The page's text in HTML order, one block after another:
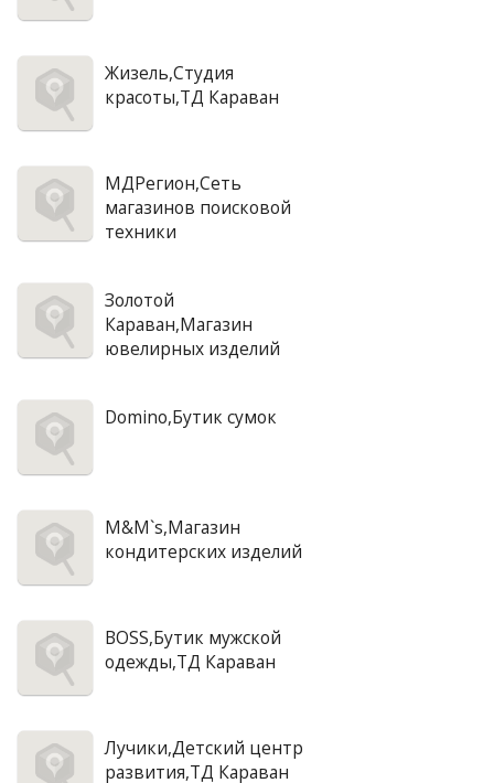
Жизель,Студия
красоты,ТД Караван
МДРегион,Сеть
магазинов поисковой
техники
Золотой
Караван,Магазин
ювелирных изделий
Domino,Бутик сумок
M&M`s,Магазин
кондитерских изделий
BOSS,Бутик мужской
одежды,ТД Караван
Лучики,Детский центр
развития,ТД Караван